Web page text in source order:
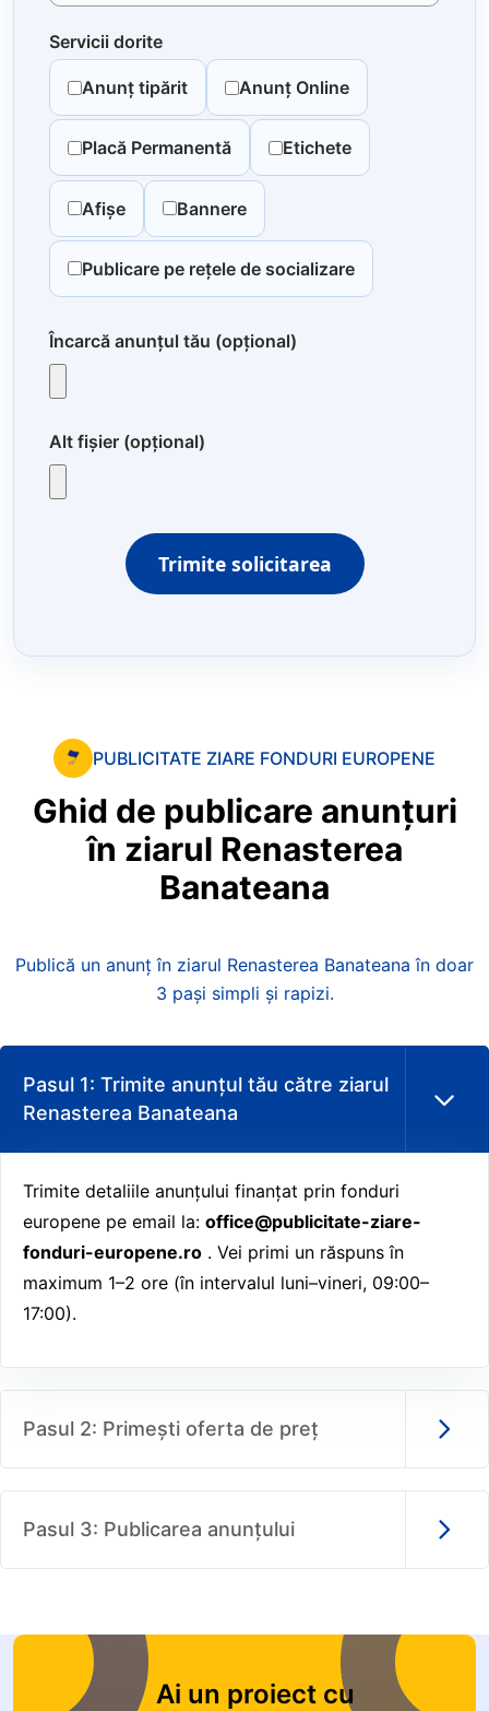
Servicii dorite
Anunț tipărit Anunț Online
Placă Permanentă Etichete
Afișe Bannere
Publicare pe rețele de socializare
Încarcă anunțul tău (opțional)
Alt fișier (opțional)
Trimite solicitarea
PUBLICITATE ZIARE FONDURI EUROPENE
Ghid de publicare anunțuri
în ziarul Renasterea
Banateana
Publică un anunț în ziarul Renasterea Banateana în doar
3 pași simpli și rapizi.
Pasul 1: Trimite anunțul tău către ziarul
Renasterea Banateana
Trimite detaliile anunțului finanțat prin fonduri
europene pe email la: office@publicitate-ziare-
fonduri-europene.ro . Vei primi un răspuns în
maximum 1–2 ore (în intervalul luni–vineri, 09:00–
17:00).
Pasul 2: Primești oferta de preț
Pasul 3: Publicarea anunțului
Ai un proiect cu